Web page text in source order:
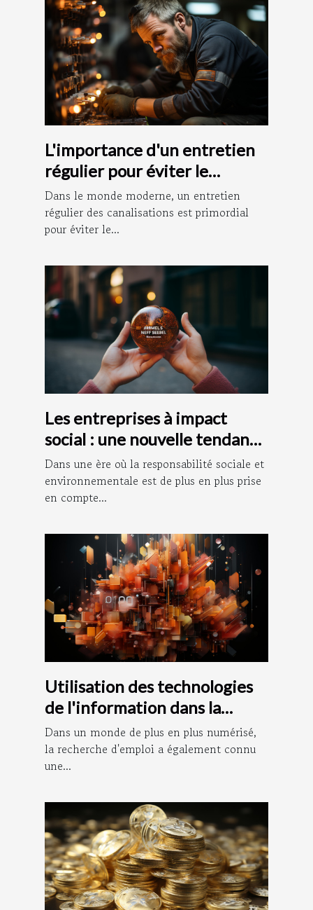
L'importance d'un entretien
régulier pour éviter le
débouchage des canalisations
Dans le monde moderne, un entretien
régulier des canalisations est primordial
pour éviter le...
Les entreprises à impact
social : une nouvelle tendance
dans le monde des affaires
Dans une ère où la responsabilité sociale et
environnementale est de plus en plus prise
en compte...
Utilisation des technologies
de l'information dans la
recherche d'emploi : le rôle
de Pôle Documentation
Dans un monde de plus en plus numérisé,
la recherche d'emploi a également connu
une...